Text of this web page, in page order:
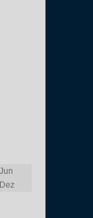
Jun
Dez